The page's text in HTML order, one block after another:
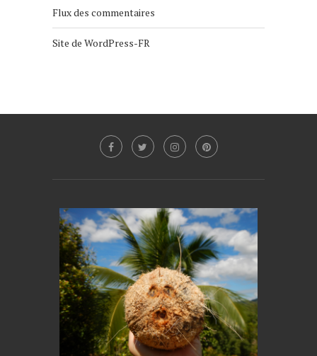
Flux des commentaires
Site de WordPress-FR